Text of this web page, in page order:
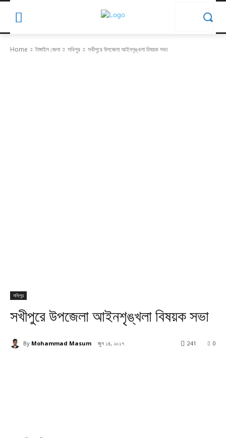
Home টাঙ্গাইল জেলা সখিপুর সখীপুরে উপজেলা আইনশৃঙ্খলা বিষয়ক সভা
সখিপুর
সখীপুরে উপজেলা আইনশৃঙ্খলা বিষয়ক সভা
By Mohammad Masum জুন ১৪, ২০১৭ 0
241